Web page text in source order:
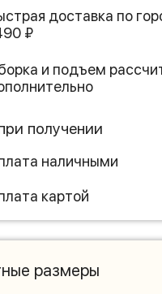
доставка по
₽
и подъем
получении
наличными
картой
размеры